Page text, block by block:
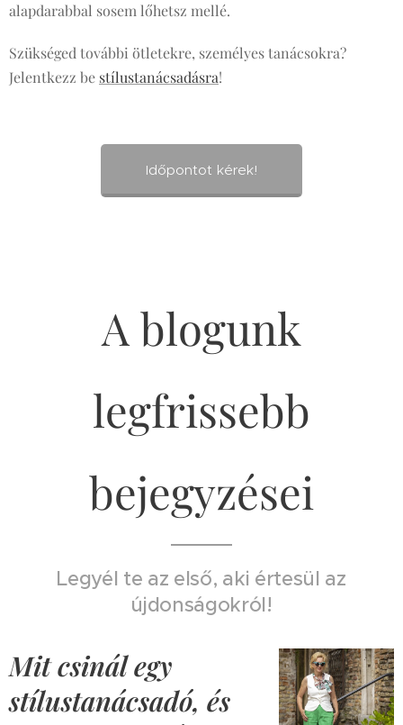
alapdarabbal sosem lőhetsz mellé.
Szükséged további ötletekre, személyes tanácsokra?
Jelentkezz be stílustanácsadásra!
Időpontot kérek!
A blogunk
legfrissebb
bejegyzései
Legyél te az első, aki értesül az
újdonságokról!
Mit csinál egy
stílustanácsadó, és